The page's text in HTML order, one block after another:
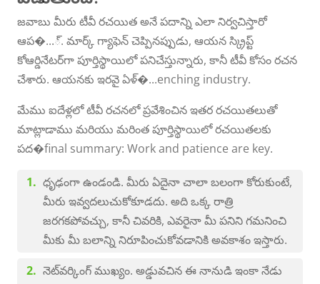
జవాబు మీరు టీవీ రచయిత అనే పదాన్ని ఎలా నిర్వచిస్తారో
ఆప�...్. మార్క్ గ్యాఫెన్ చెప్పినప్పుడు, ఆయన స్క్రిప్ట్
కోఆర్డినేటర్‌గా పూర్తిస్థాయిలో పనిచేస్తున్నారు, కానీ టీవీ కోసం రచన
చేశారు. ఆయనకు ఇరవై ఏళ్�...enching industry.
మేము ఐదేళ్లలో టీవీ రచనలో ప్రవేశించిన ఇతర రచయితలు‌తో
మాట్లాడాము మరియు మరింత పూర్తిస్థాయిలో రచయితలకు
పద�final summary: Work and patience are key.
ధృఢంగా ఉండండి. మీరు ఏదైనా చాలా బలంగా కోరుకుంటే,
మీరు ఇవ్వదలుచుకోకూడదు. అది ఒక్క రాత్రి
జరగకపోవచ్చు, కానీ చివరికి, ఎవరైనా మీ పనిని గమనించి
మీకు మీ బలాన్ని నిరూపించుకోవడానికి అవకాశం ఇస్తారు.
నెట్‌వర్కింగ్ ముఖ్యం. అడ్డువచిన ఈ నానుడి ఇంకా నేడు